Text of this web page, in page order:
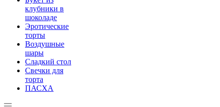
клубники в
шоколаде
Эротические
торты
Воздушные
шары
Сладкий стол
Свечки для
торта
ПАСХА